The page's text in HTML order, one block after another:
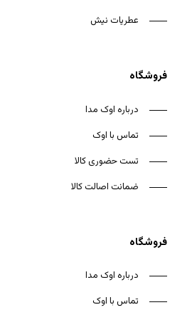
عطریات نیش
فروشگاه
درباره اوک مدا
تماس با اوک
تست حضوری کالا
ضمانت اصالت کالا
فروشگاه
درباره اوک مدا
تماس با اوک